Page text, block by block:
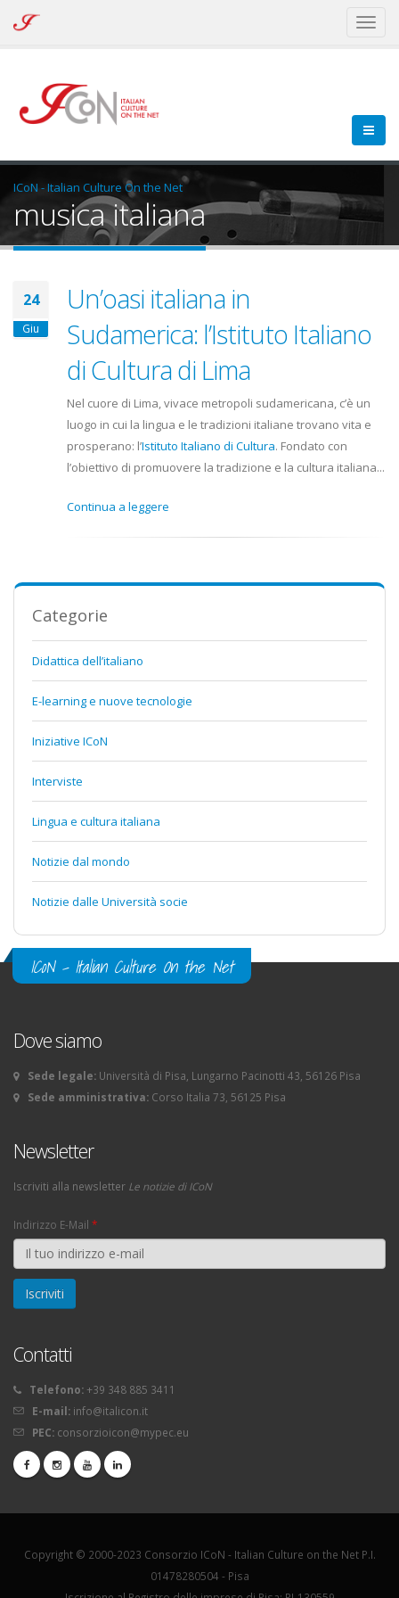
ICoN
On
the
Net
ICoN - Italian Culture On the Net
musica italiana
24
Giu
Un’oasi italiana in
Sudamerica: l’Istituto Italiano
di Cultura di Lima
Nel cuore di Lima, vivace metropoli sudamericana, c’è un
luogo in cui la lingua e le tradizioni italiane trovano vita e
prosperano: l’Istituto Italiano di Cultura. Fondato con
l’obiettivo di promuovere la tradizione e la cultura italiana...
Continua a leggere
Categorie
Didattica dell’italiano
E-learning e nuove tecnologie
Iniziative ICoN
Interviste
Lingua e cultura italiana
Notizie dal mondo
Notizie dalle Università socie
ICoN - Italian Culture On the Net
Dove siamo
Sede legale: Università di Pisa, Lungarno Pacinotti 43, 56126 Pisa
Sede amministrativa: Corso Italia 73, 56125 Pisa
Newsletter
Iscriviti alla newsletter Le notizie di ICoN
Indirizzo E-Mail *
Contatti
Telefono: +39 348 885 3411
E-mail: info@italicon.it
PEC: consorzioicon@mypec.eu
Copyright © 2000-2023 Consorzio ICoN - Italian Culture on the Net P.I.
01478280504 - Pisa